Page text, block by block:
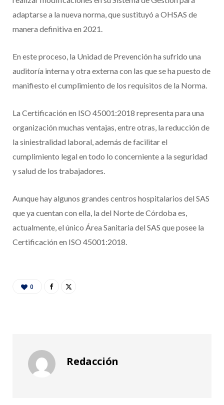
adaptarse a la nueva norma, que sustituyó a OHSAS de
manera definitiva en 2021.
En este proceso, la Unidad de Prevención ha sufrido una
auditoría interna y otra externa con las que se ha puesto de
manifiesto el cumplimiento de los requisitos de la Norma.
La Certificación en ISO 45001:2018 representa para una
organización muchas ventajas, entre otras, la reducción de
la siniestralidad laboral, además de facilitar el
cumplimiento legal en todo lo concerniente a la seguridad
y salud de los trabajadores.
Aunque hay algunos grandes centros hospitalarios del SAS
que ya cuentan con ella, la del Norte de Córdoba es,
actualmente, el único Área Sanitaria del SAS que posee la
Certificación en ISO 45001:2018.
0
Redacción